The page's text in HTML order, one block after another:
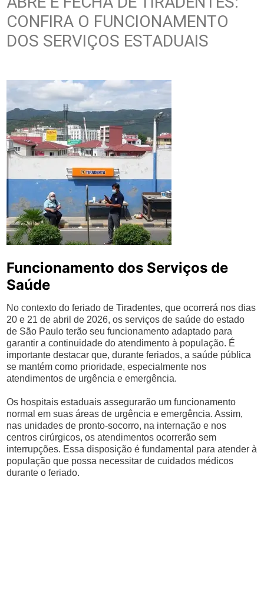
CONFIRA O FUNCIONAMENTO
DOS SERVIÇOS ESTADUAIS
Funcionamento dos Serviços de
Saúde
No contexto do feriado de Tiradentes, que ocorrerá nos dias
20 e 21 de abril de 2026, os serviços de saúde do estado
de São Paulo terão seu funcionamento adaptado para
garantir a continuidade do atendimento à população. É
importante destacar que, durante feriados, a saúde pública
se mantém como prioridade, especialmente nos
atendimentos de urgência e emergência.
Os hospitais estaduais assegurarão um funcionamento
normal em suas áreas de urgência e emergência. Assim,
nas unidades de pronto-socorro, na internação e nos
centros cirúrgicos, os atendimentos ocorrerão sem
interrupções. Essa disposição é fundamental para atender à
população que possa necessitar de cuidados médicos
durante o feriado.